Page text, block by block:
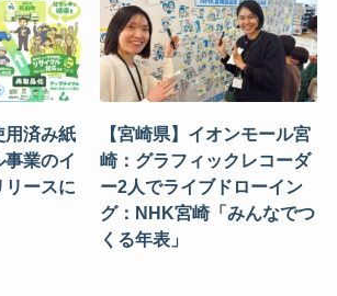
用済み紙
業のイ
リースに
【宮崎県】イオンモール宮
崎：グラフィックレコーダ
ー2人でライブドローイン
グ：NHK宮崎「みんなでつ
くる年表」